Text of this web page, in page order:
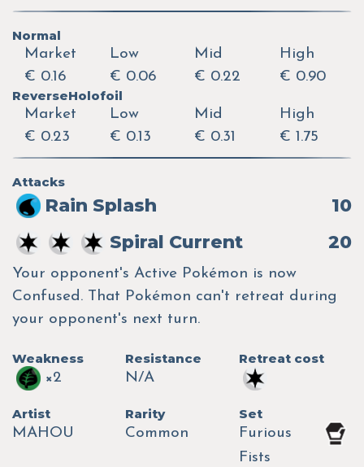
Normal
Market
€ 0.16
Low
€ 0.06
Mid
€ 0.22
High
€ 0.90
ReverseHolofoil
Market
€ 0.23
Low
€ 0.13
Mid
€ 0.31
High
€ 1.75
Attacks
Rain Splash
10
Spiral Current
20
Your opponent's Active Pokémon is now
Confused. That Pokémon can't retreat during
your opponent's next turn.
Weakness
×2
Resistance
N/A
Retreat cost
Artist
MAHOU
Rarity
Common
Set
Furious
Fists